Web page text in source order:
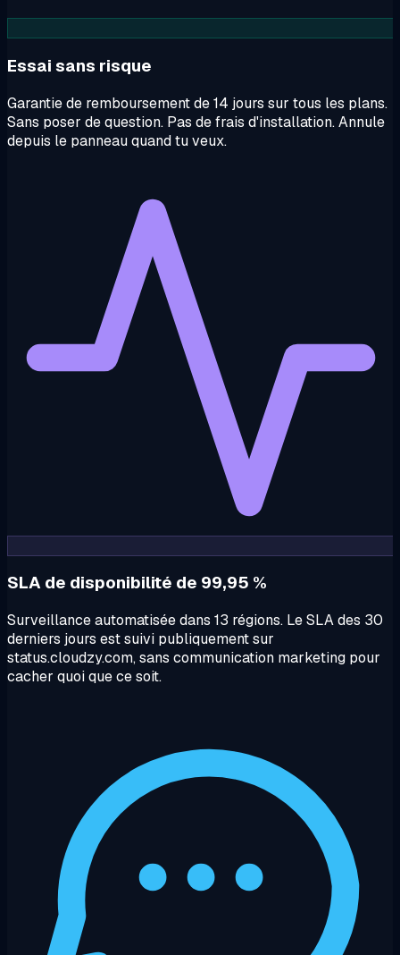
Essai sans risque
Garantie de remboursement de 14 jours sur tous les plans.
Sans poser de question. Pas de frais d'installation. Annule
depuis le panneau quand tu veux.
SLA de disponibilité de 99,95 %
Surveillance automatisée dans 13 régions. Le SLA des 30
derniers jours est suivi publiquement sur
status.cloudzy.com, sans communication marketing pour
cacher quoi que ce soit.